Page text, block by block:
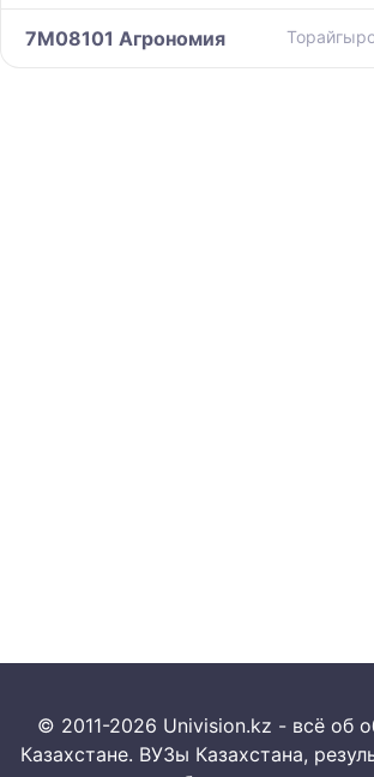
7M08101 Агрономия
© 2011-2026 Univision.kz - всё об
Казахстане. ВУЗы Казахстана,